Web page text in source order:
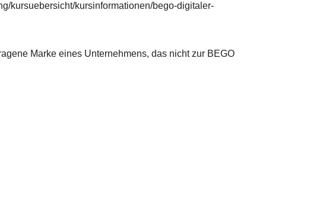
kursuebersicht/kursinformationen/bego-digitaler-
Marke eines Unternehmens, das nicht zur BEGO